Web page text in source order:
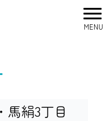
MENU
馬絹3丁目